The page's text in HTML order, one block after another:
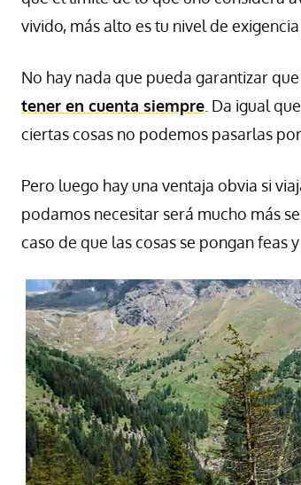
vivido, más alto es tu nivel de
No hay nada que pueda garantizar
tener en cuenta siempre . Da igual
ciertas cosas no podemos pasarlas
Pero luego hay una ventaja obvia si
podamos necesitar será mucho más
caso de que las cosas se pongan feas